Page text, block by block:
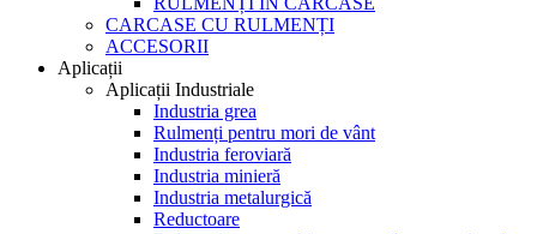
CARCASE CU RULMENȚI
ACCESORII
Aplicații
Aplicații Industriale
Industria grea
Rulmenți pentru mori de vânt
Industria feroviară
Industria minieră
Industria metalurgică
Reductoare